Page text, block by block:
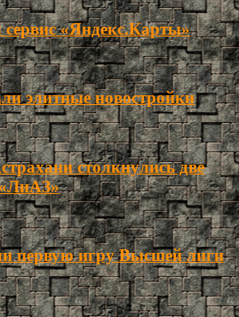
«Яндекс.Карты»
элитные новостройки
столкнулись две
«ЛиАЗ»
первую игру Высшей лиги